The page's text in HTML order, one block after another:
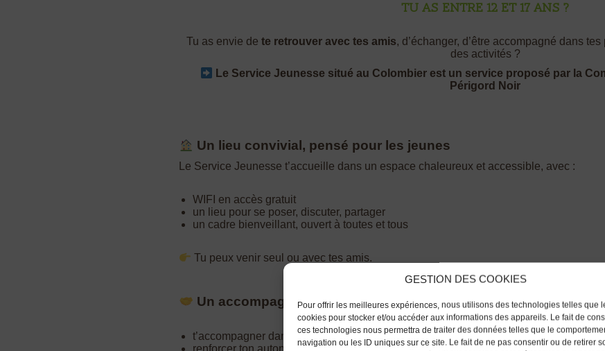
GESTION DES COOKIES
Pour offrir les meilleures expériences, nous utilisons des technologies telles que
cookies pour stocker et/ou accéder aux informations des appareils. Le fait de
ces technologies nous permettra de traiter des données telles que le
navigation ou les ID uniques sur ce site. Le fait de ne pas consentir ou de retirer
Tu as entre 12 et 17 ans ?
Tu as envie de te retrouver avec tes amis, d’échanger, d’être accompagné dans
des activités ?
Le Service Jeunesse situé au Colombier est un service proposé par la
Périgord Noir
Un lieu convivial, pensé pour les jeunes
Le Service Jeunesse t’accueille dans un espace chaleureux et accessible, avec :
WIFI en accès gratuit
un lieu pour se poser, discuter, partager
un cadre bienveillant, ouvert à toutes et tous
Tu peux venir seul ou avec tes amis.
Un accompagnement au quotidien
t’accompagner dans tes projets
renforcer ton autonomie